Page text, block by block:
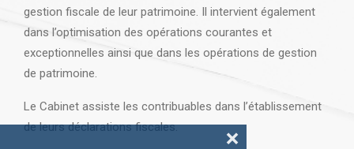
❌
gestion fiscale de leur patrimoine. Il intervient également
dans l’optimisation des opérations courantes et
exceptionnelles ainsi que dans les opérations de gestion
de patrimoine.
Le Cabinet assiste les contribuables dans l’établissement
de leurs déclarations fiscales.